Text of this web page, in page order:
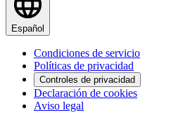
Español
Condiciones de servicio
Políticas de privacidad
Controles de privacidad
Declaración de cookies
Aviso legal